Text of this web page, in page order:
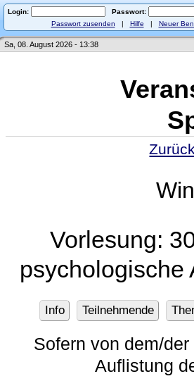
Login:
Passwort:
Passwort zusenden | Hilfe | Neuer
Sa, 08. August 2026 - 13:38
Vorlesung:
psychologische
Info Teilnehmende
Sofern von dem/
Auflistung